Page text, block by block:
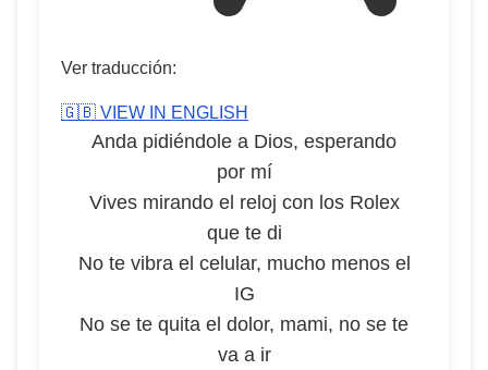
Ver traducción:
🇬🇧 VIEW IN ENGLISH
Anda pidiéndole a Dios, esperando
por mí
Vives mirando el reloj con los Rolex
que te di
No te vibra el celular, mucho menos el
IG
No se te quita el dolor, mami, no se te
va a ir